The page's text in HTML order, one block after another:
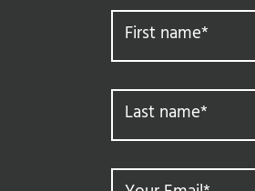
First name*
Last name*